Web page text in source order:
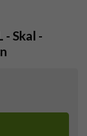
- Skal -